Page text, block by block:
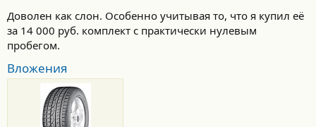
Доволен как слон. Особенно учитывая то, что я купил её
за 14 000 руб. комплект с практически нулевым
пробегом.
Вложения